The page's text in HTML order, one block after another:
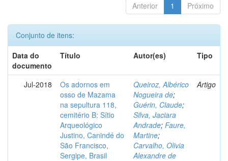
Anterior 1 Próximo
Conjunto de itens:
Data do
documento
Título Autor(es) Tipo
Jul-2018
Os adornos em
osso de Mazama
na sepultura 118,
cemitério B: Sítio
Arqueológico
Justino, Canindé do
São Francisco,
Sergipe, Brasil
Queiroz, Albérico
Nogueira de;
Guérin, Claude;
Silva, Jaciara
Andrade; Faure,
Martine;
Carvalho, Olivia
Alexandre de
Artigo